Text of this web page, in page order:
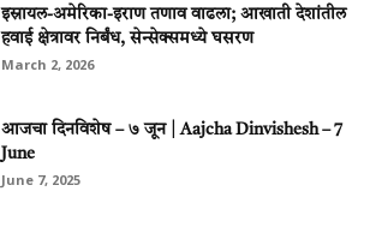
इस्रायल-अमेरिका-इराण तणाव वाढला; आखाती देशांतील
हवाई क्षेत्रावर निर्बंध, सेन्सेक्समध्ये घसरण
March 2, 2026
आजचा दिनविशेष – ७ जून | Aajcha Dinvishesh – 7
June
June 7, 2025